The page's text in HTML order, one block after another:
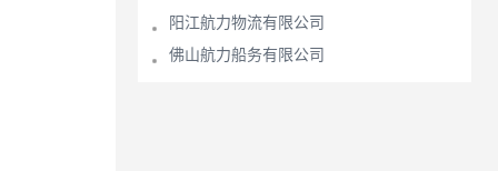
阳江航力物流有限公司
佛山航力船务有限公司